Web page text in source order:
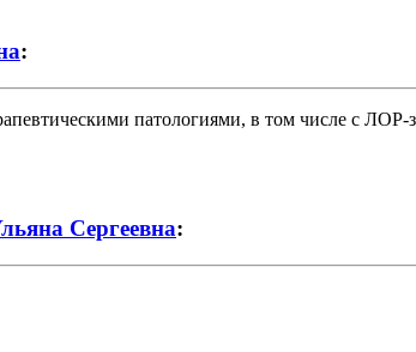
:
патологиями, в том числе с
Сергеевна: